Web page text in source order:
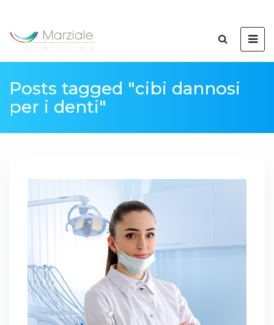
Posts tagged "cibi dannosi
per i denti"